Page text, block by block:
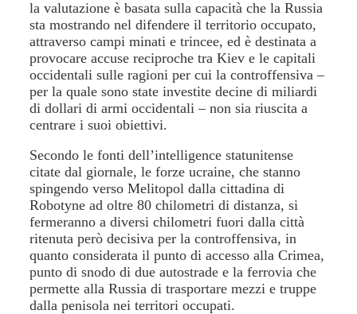
la valutazione è basata sulla capacità che la Russia
sta mostrando nel difendere il territorio occupato,
attraverso campi minati e trincee, ed è destinata a
provocare accuse reciproche tra Kiev e le capitali
occidentali sulle ragioni per cui la controffensiva –
per la quale sono state investite decine di miliardi
di dollari di armi occidentali – non sia riuscita a
centrare i suoi obiettivi.
Secondo le fonti dell’intelligence statunitense
citate dal giornale, le forze ucraine, che stanno
spingendo verso Melitopol dalla cittadina di
Robotyne ad oltre 80 chilometri di distanza, si
fermeranno a diversi chilometri fuori dalla città
ritenuta però decisiva per la controffensiva, in
quanto considerata il punto di accesso alla Crimea,
punto di snodo di due autostrade e la ferrovia che
permette alla Russia di trasportare mezzi e truppe
dalla penisola nei territori occupati.